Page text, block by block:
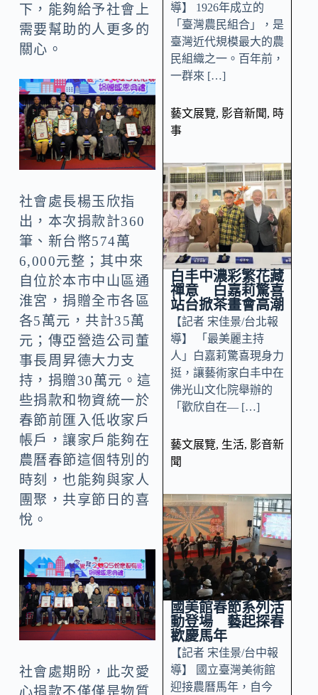
下，能夠給予社會上
需要幫助的人更多的
關心。
社會處長楊玉欣指
出，本次捐款計360
筆、新台幣574萬
6,000元整；其中來
自位於本市中山區通
淮宮，捐贈全市各區
各5萬元，共計35萬
元；傳亞營造公司董
事長周昇德大力支
持，捐贈30萬元。這
些捐款和物資統一於
春節前匯入低收家戶
帳戶，讓家戶能夠在
農曆春節這個特別的
時刻，也能夠與家人
團聚，共享節日的喜
悅。
社會處期盼，此次愛
心捐款不僅僅是物質
導】 1926年成立的
「臺灣農民組合」，是
臺灣近代規模最大的農
民組織之一。百年前，
一群來 […]
藝文展覽, 影音新聞, 時
事
白丰中濃彩繁花藏
禪意 白嘉莉驚喜
站台掀茶畫會高潮
【記者 宋佳景/台北報
導】 「最美麗主持
人」白嘉莉驚喜現身力
挺，讓藝術家白丰中在
佛光山文化院舉辦的
「歡欣自在— […]
藝文展覽, 生活, 影音新
聞
國美館春節系列活
動登場 藝起探春
歡慶馬年
【記者 宋佳景/台中報
導】 國立臺灣美術館
迎接農曆馬年，自今